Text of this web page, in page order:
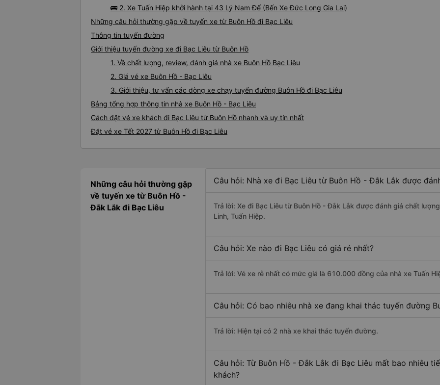
🚌 2. Xe Tuấn Hiệp khởi hành tại 43 Lý Nam Đế (Bến Xe Đức Long Gia Lai)
Những câu hỏi thường gặp về tuyến xe từ Buôn Hồ đi Bạc Liêu
Thông tin tuyến đường
Giới thiệu tuyến đường xe đi Bạc Liêu từ Buôn Hồ
1. Về chất lượng, review, đánh giá nhà xe Buôn Hồ Bạc Liêu
2. Giá vé xe Buôn Hồ - Bạc Liêu
3. Giới thiệu, tư vấn các dòng xe chạy tuyến đường Buôn Hồ đi Bạc Liêu
Bảng tổng hợp thông tin nhà xe Buôn Hồ - Bạc Liêu
Cách đặt vé xe khách đi Bạc Liêu từ Buôn Hồ nhanh và uy tín nhất
Đặt vé xe Tết 2027 từ Buôn Hồ đi Bạc Liêu
Những câu hỏi thường gặp
về tuyến xe từ Buôn Hồ -
Đắk Lắk đi Bạc Liêu
Câu hỏi: Nhà xe đi Bạc Liêu từ Buôn Hồ - Đắk Lắk được
Trả lời: Xe đi Bạc Liêu từ Buôn Hồ - Đắk Lắk được đánh giá chất
Linh, Tuấn Hiệp.
Câu hỏi: Xe nào đi Bạc Liêu có giá rẻ nhất?
Trả lời: Vé xe rẻ nhất có mức giá là 610.000 đồng của nhà xe Tuấn
Câu hỏi: Có bao nhiêu nhà xe đang khai thác tuyến đường
Trả lời: Hiện tại có 2 nhà xe khai thác tuyến đường.
Câu hỏi: Từ Buôn Hồ - Đắk Lắk đi Bạc Liêu mất bao nhiêu
khách?